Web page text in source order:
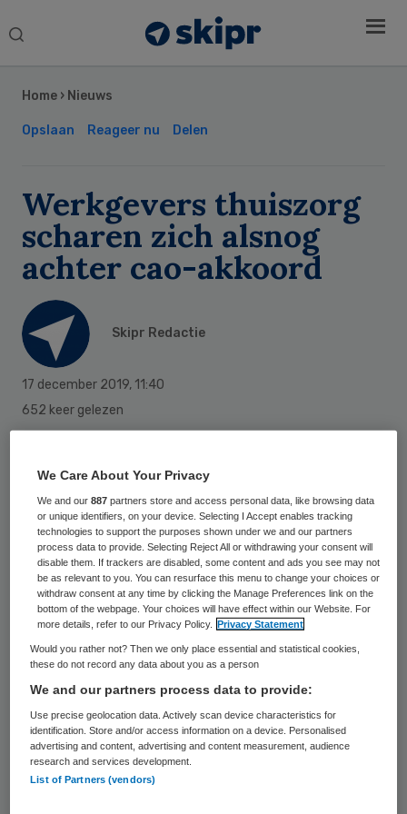
Search
Home › Nieuws
Opslaan Reageer nu Delen
Werkgevers thuiszorg
scharen zich alsnog
achter cao-akkoord
Skipr Redactie
17 december 2019, 11:40
652 keer gelezen
onlangs gesloten cao-akkoord voor de VVT.
De werknemersvereniging voor de
thuiszorg laat weten dat dit na
beraadslaging met de eigen achterban is
gebeurd.
Leden van de werknemersorganisatie
van huishoudelijk hulp.
Tarieven
Sidebar
We Care About Your Privacy
We and our887 partners store and access personal data, like browsing data
or unique identifiers, on your device. Selecting I Accept enables tracking
technologies to support the purposes shown under we and our partners
process data to provide. Selecting Reject All or withdrawing your consent will
disable them. If trackers are disabled, some content and ads you see may not
be as relevant to you. You can resurface this menu to change your choices or
withdraw consent at any time by clicking the Manage Preferences link on the
bottom of the webpage. Your choices will have effect within our Website. For
more details, refer to our Privacy Policy.
Privacy Statement
Would you rather not? Then we only place essential and statistical cookies,
these do not record any data about you as a person
We and our partners process data to provide:
Use precise geolocation data. Actively scan device characteristics for
identification. Store and/or access information on a device. Personalised
advertising and content, advertising and content measurement, audience
research and services development.
List of Partners (vendors)